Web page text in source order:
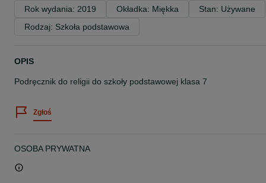
Rok wydania: 2019 Okładka: Miękka
Stan: Używane
Rodzaj: Szkoła podstawowa
OPIS
Podręcznik do religii do szkoły podstawowej klasa 7
Zgłoś
OSOBA PRYWATNA